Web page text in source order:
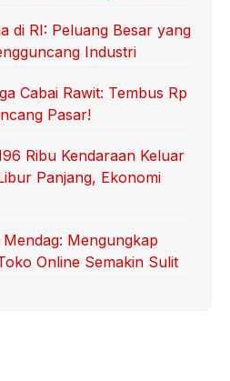
di RI: Peluang Besar yang
Industri
Cabai Rawit: Tembus Rp
Pasar!
Ribu Kendaraan Keluar
Panjang, Ekonomi
Mengungkap
Online Semakin Sulit